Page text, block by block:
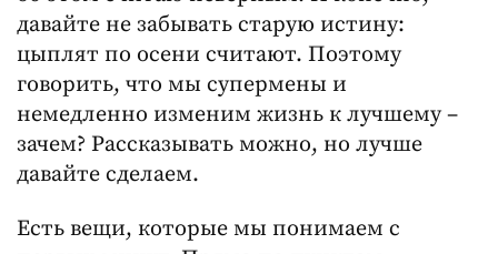
давайте не забывать старую истину:
цыплят по осени считают. Поэтому
говорить, что мы супермены и
немедленно изменим жизнь к лучшему –
зачем? Рассказывать можно, но лучше
давайте сделаем.
Есть вещи, которые мы понимаем с